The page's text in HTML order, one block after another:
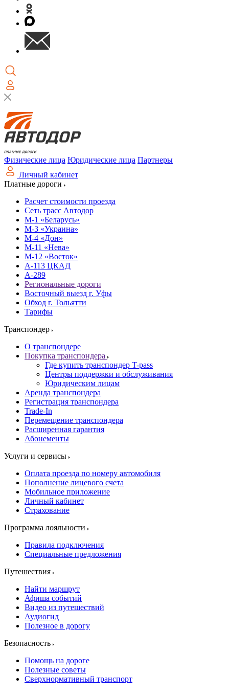
Физические лица Юридические лица Партнеры
Личный кабинет
Платные дороги
Расчет стоимости проезда
Сеть трасс Автодор
М-1 «Беларусь»
М-3 «Украина»
М-4 «Дон»
М-11 «Нева»
М-12 «Восток»
А-113 ЦКАД
А-289
Региональные дороги
Восточный выезд г. Уфы
Обход г. Тольятти
Тарифы
Транспондер
О транспондере
Покупка транспондера
Где купить транспондер T-pass
Центры поддержки и обслуживания
Юридическим лицам
Аренда транспондера
Регистрация транспондера
Trade-In
Перемещение транспондера
Расширенная гарантия
Абонементы
Услуги и сервисы
Оплата проезда по номеру автомобиля
Пополнение лицевого счета
Мобильное приложение
Личный кабинет
Страхование
Программа лояльности
Правила подключения
Специальные предложения
Путешествия
Найти маршрут
Афиша событий
Видео из путешествий
Аудиогид
Полезное в дорогу
Безопасность
Помощь на дороге
Полезные советы
Сверхнормативный транспорт